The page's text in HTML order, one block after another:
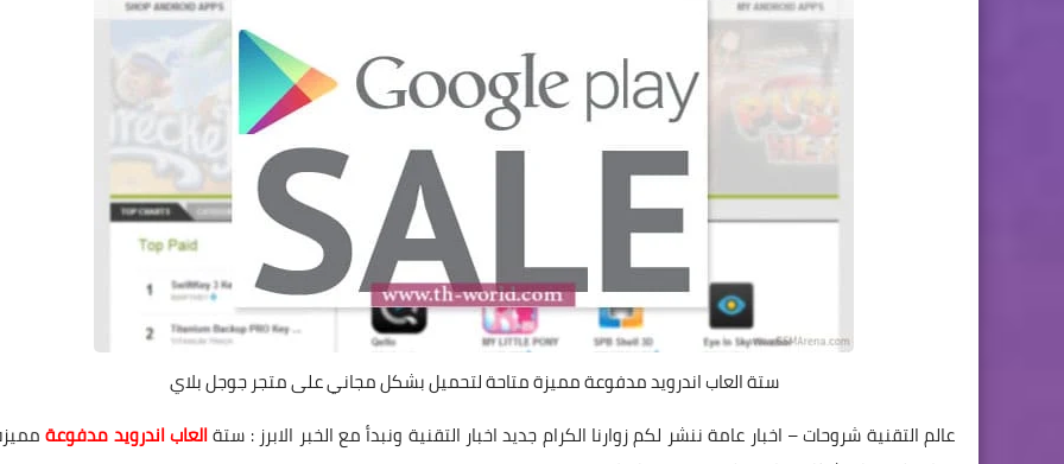
ستة العاب اندرويد مدفوعة مميزة متاحة لتحميل بشكل مجاني على متجر جوجل بلاي
عالم التقنية شروحات – اخبار عامة ننشر لكم زوارنا الكرام جديد اخبار التقنية ونبدأ مع الخبر الابرز : ستةالعاب اندرويد مدفوعة